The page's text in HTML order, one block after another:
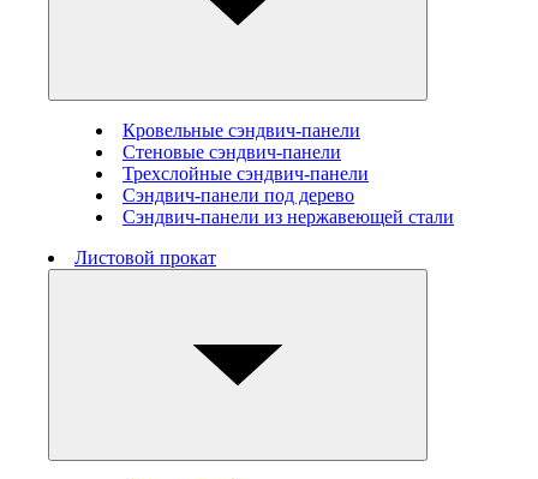
Кровельные сэндвич-панели
Стеновые cэндвич-панели
Трехслойные сэндвич-панели
Сэндвич-панели под дерево
Сэндвич-панели из нержавеющей стали
Листовой прокат